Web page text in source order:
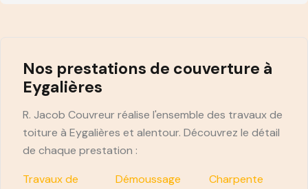
Nos prestations de couverture à
Eygalières
R. Jacob Couvreur réalise l'ensemble des travaux de
toiture à Eygalières et alentour. Découvrez le détail
de chaque prestation :
Travaux de
Démoussage
Charpente